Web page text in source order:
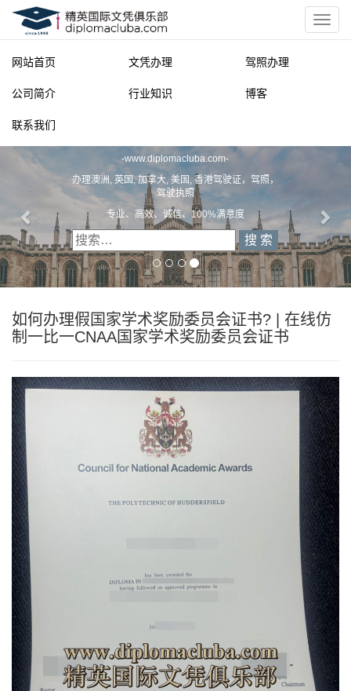
网站首页 文凭办理 驾照办理
公司简介 行业知识 博客
联系我们
-www.diplomacluba.com-
办理澳洲, 英国, 加拿大, 美国, 香港驾驶证，驾照，
驾驶执照
专业、高效、诚信、100%满意度
如何办理假国家学术奖励委员会证书? | 在线仿
制一比一CNAA国家学术奖励委员会证书